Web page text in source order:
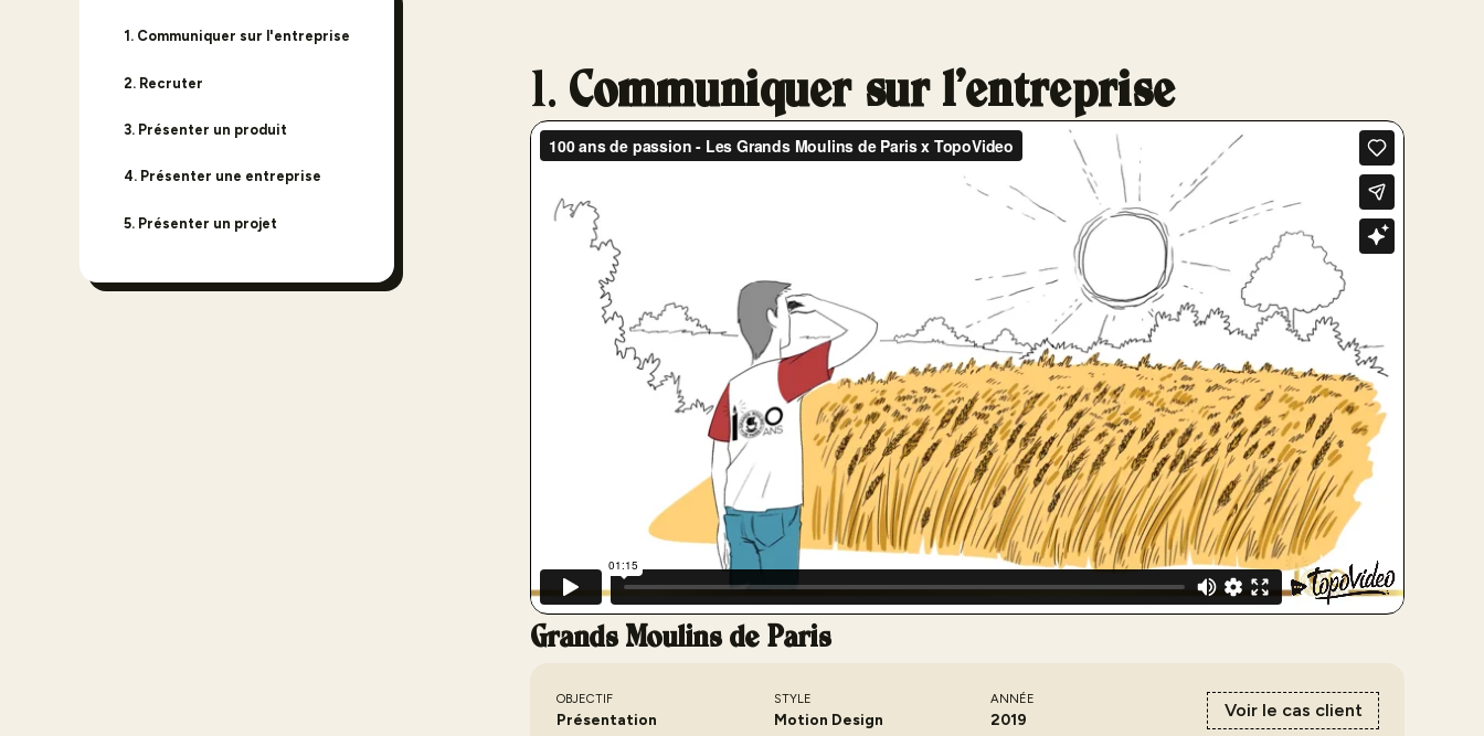
1. Communiquer sur l'entreprise
2. Recruter
3. Présenter un produit
4. Présenter une entreprise
5. Présenter un projet
1. Communiquer sur l'entreprise
Grands Moulins de Paris
OBJECTIF
Présentation
STYLE
Motion Design
ANNÉE
2019 Voir le cas client